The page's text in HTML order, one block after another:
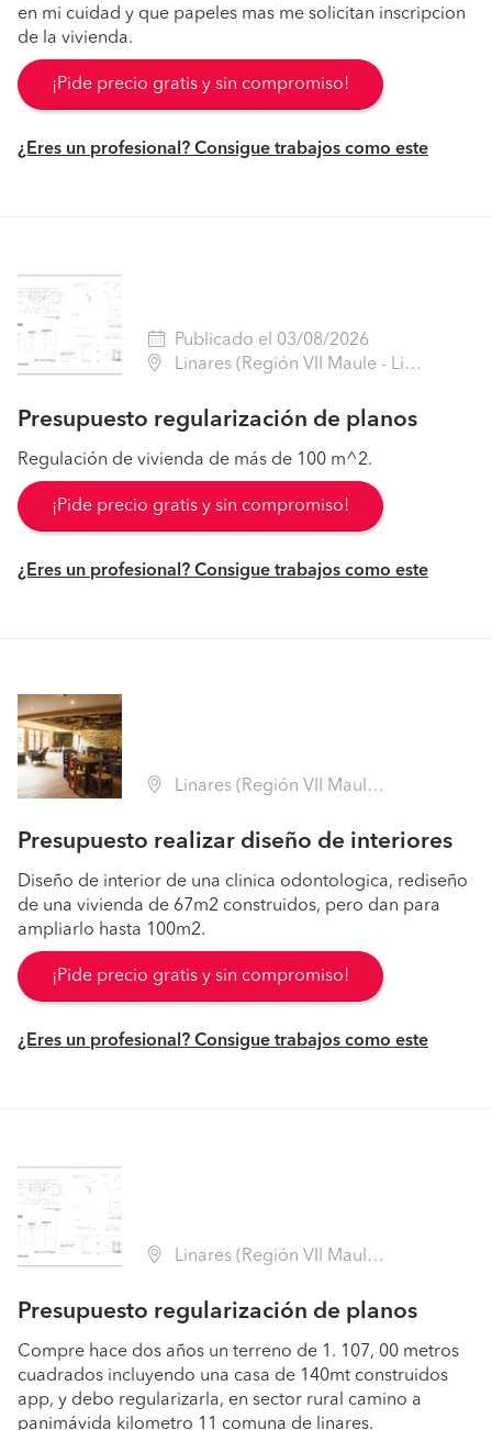
en mi cuidad y que papeles mas me solicitan inscripcion
de la vivienda.
¡Pide precio gratis y sin compromiso!
¿Eres un profesional? Consigue trabajos como este
Publicado el 03/08/2026
Linares (Región VII Maule - Linares)
Presupuesto regularización de planos
Regulación de vivienda de más de 100 m^2.
¡Pide precio gratis y sin compromiso!
¿Eres un profesional? Consigue trabajos como este
Linares (Región VII Maule - Linares)
Presupuesto realizar diseño de interiores
Diseño de interior de una clinica odontologica, rediseño
de una vivienda de 67m2 construidos, pero dan para
ampliarlo hasta 100m2.
¡Pide precio gratis y sin compromiso!
¿Eres un profesional? Consigue trabajos como este
Linares (Región VII Maule - Linares)
Presupuesto regularización de planos
Compre hace dos años un terreno de 1. 107, 00 metros
cuadrados incluyendo una casa de 140mt construidos
app, y debo regularizarla, en sector rural camino a
panimávida kilometro 11 comuna de linares.